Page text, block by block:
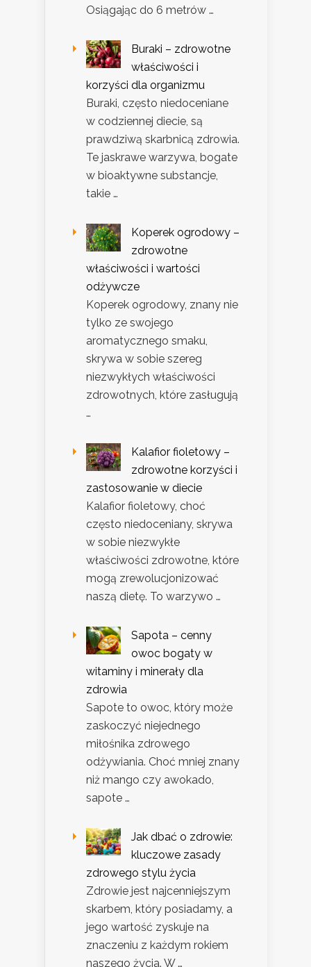
Osiągając do 6 metrów …
Buraki – zdrowotne
właściwości i
korzyści dla organizmu
Buraki, często niedoceniane
w codziennej diecie, są
prawdziwą skarbnicą zdrowia.
Te jaskrawe warzywa, bogate
w bioaktywne substancje,
takie …
Koperek ogrodowy –
zdrowotne
właściwości i wartości
odżywcze
Koperek ogrodowy, znany nie
tylko ze swojego
aromatycznego smaku,
skrywa w sobie szereg
niezwykłych właściwości
zdrowotnych, które zasługują
…
Kalafior fioletowy –
zdrowotne korzyści i
zastosowanie w diecie
Kalafior fioletowy, choć
często niedoceniany, skrywa
w sobie niezwykłe
właściwości zdrowotne, które
mogą zrewolucjonizować
naszą dietę. To warzywo …
Sapota – cenny
owoc bogaty w
witaminy i minerały dla
zdrowia
Sapote to owoc, który może
zaskoczyć niejednego
miłośnika zdrowego
odżywiania. Choć mniej znany
niż mango czy awokado,
sapote …
Jak dbać o zdrowie:
kluczowe zasady
zdrowego stylu życia
Zdrowie jest najcenniejszym
skarbem, który posiadamy, a
jego wartość zyskuje na
znaczeniu z każdym rokiem
naszego życia. W …